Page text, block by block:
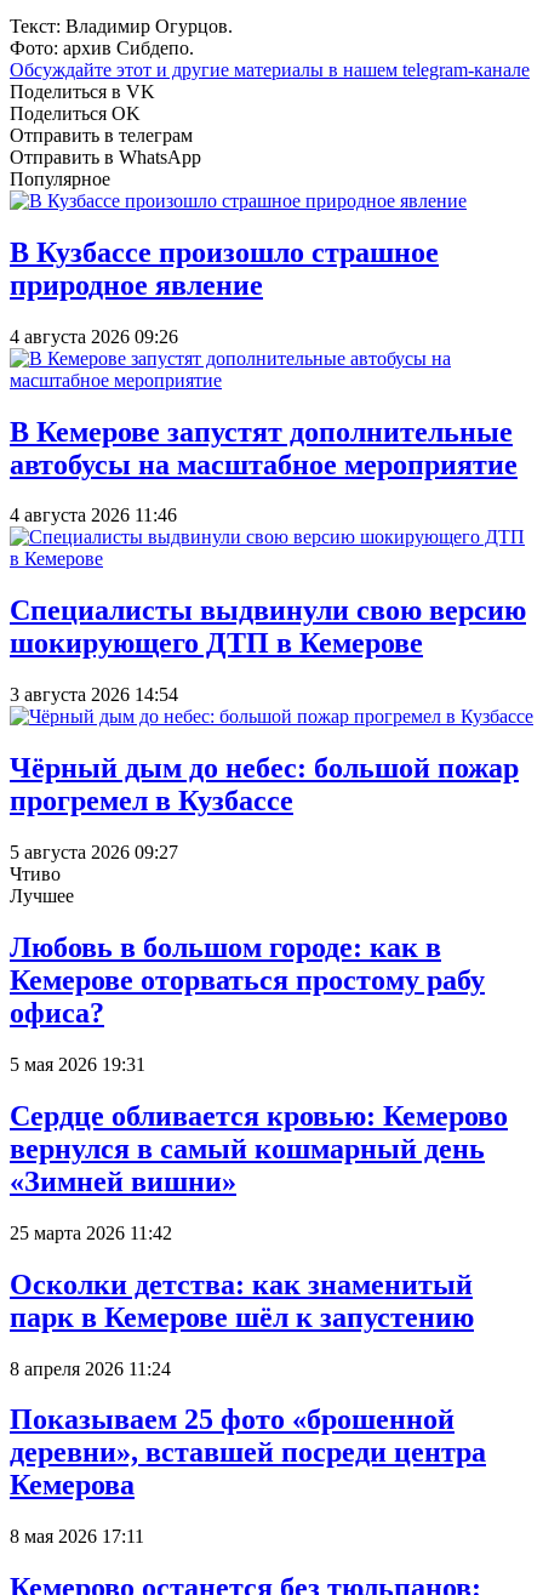
Текст: Владимир Огурцов.
Фото: архив Сибдепо.
Обсуждайте этот и другие материалы в нашем telegram-канале
Поделиться в VK
Поделиться OK
Отправить в телеграм
Отправить в WhatsApp
Популярное
В Кузбассе произошло страшное
природное явление
4 августа 2026 09:26
В Кемерове запустят дополнительные
автобусы на масштабное мероприятие
4 августа 2026 11:46
Специалисты выдвинули свою версию
шокирующего ДТП в Кемерове
3 августа 2026 14:54
Чёрный дым до небес: большой пожар
прогремел в Кузбассе
5 августа 2026 09:27
Чтиво
Лучшее
Любовь в большом городе: как в
Кемерове оторваться простому рабу
офиса?
5 мая 2026 19:31
Сердце обливается кровью: Кемерово
вернулся в самый кошмарный день
«Зимней вишни»
25 марта 2026 11:42
Осколки детства: как знаменитый
парк в Кемерове шёл к запустению
8 апреля 2026 11:24
Показываем 25 фото «брошенной
деревни», вставшей посреди центра
Кемерова
8 мая 2026 17:11
Кемерово останется без тюльпанов: